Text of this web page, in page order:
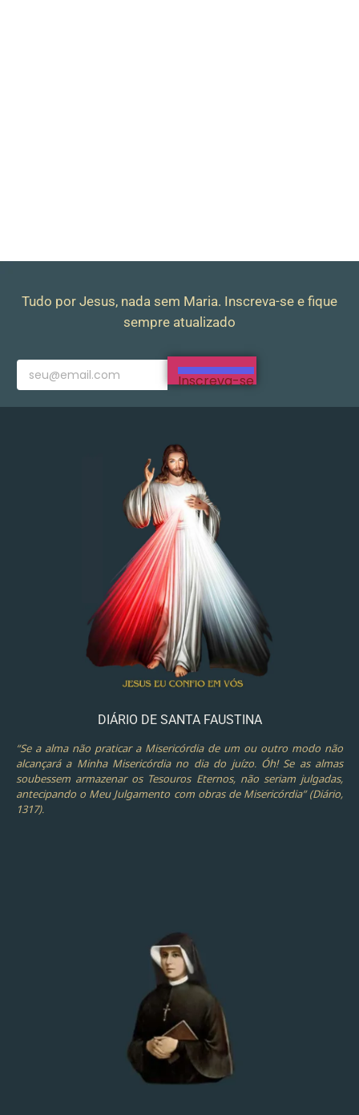
Tudo por Jesus, nada sem Maria. Inscreva-se e fique
sempre atualizado
Inscreva-se
DIÁRIO DE SANTA FAUSTINA
“Se a alma não praticar a Misericórdia de um ou outro modo não
alcançará a Minha Misericórdia no dia do juízo. Óh! Se as almas
soubessem armazenar os Tesouros Eternos, não seriam julgadas,
antecipando o Meu Julgamento com obras de Misericórdia” (Diário,
1317).